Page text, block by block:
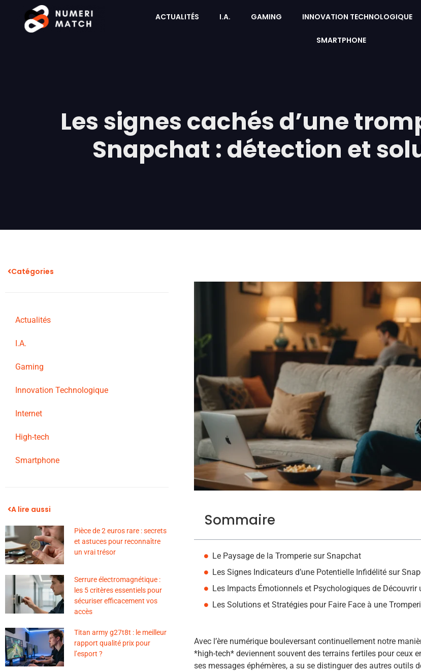
ACTUALITÉS I.A. GAMING INNOVATION TECHNOLOGIQUE
SMARTPHONE
Les signes cachés d’une
Snapchat : détection et
Catégories
Actualités
I.A.
Gaming
Innovation Technologique
Internet
High-tech
Smartphone
A lire aussi
Pièce de 2 euros rare : secrets
et astuces pour reconnaître
un vrai trésor
Serrure électromagnétique :
les 5 critères essentiels pour
sécuriser efficacement vos
accès
Titan army g27t8t : le meilleur
rapport qualité prix pour
l’esport ?
Sommaire
Le Paysage de la Tromperie sur Snapchat
Les Signes Indicateurs d’une Potentielle Infidélité sur
Les Impacts Émotionnels et Psychologiques de Découvrir
Les Solutions et Stratégies pour Faire Face à une
Avec l’ère numérique bouleversant continuellement notre
*high-tech* deviennent souvent des terrains fertiles pour ceux
ses messages éphémères, a su se distinguer des autres outils